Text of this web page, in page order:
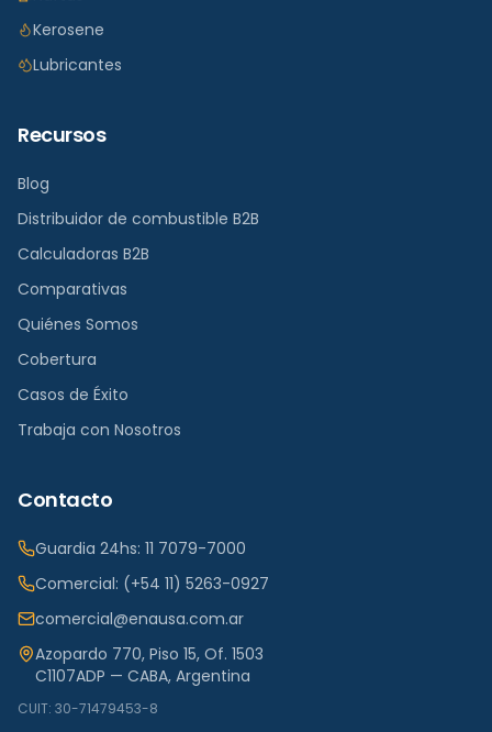
Kerosene
Lubricantes
Recursos
Blog
Distribuidor de combustible B2B
Calculadoras B2B
Comparativas
Quiénes Somos
Cobertura
Casos de Éxito
Trabaja con Nosotros
Contacto
Guardia 24hs: 11 7079-7000
Comercial: (+54 11) 5263-0927
comercial@enausa.com.ar
Azopardo 770, Piso 15, Of. 1503
C1107ADP — CABA, Argentina
CUIT: 30-71479453-8